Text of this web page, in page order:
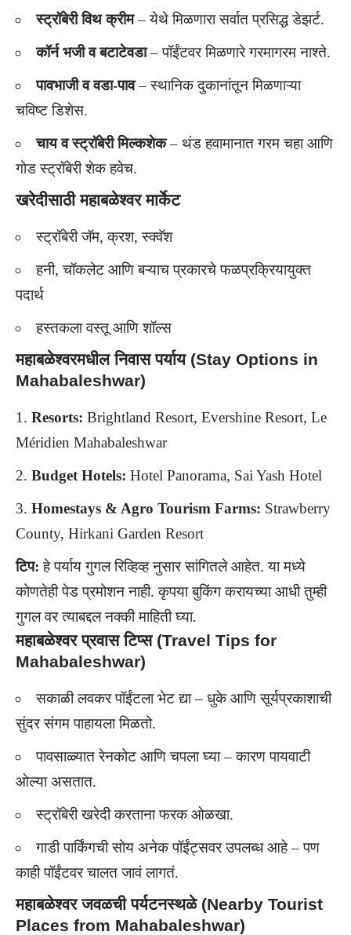
स्ट्रॉबेरी विथ क्रीम– येथे मिळणारा सर्वात प्रसिद्ध डेझर्ट.
कॉर्न भजी व बटाटेवडा– पॉईंटवर मिळणारे गरमागरम नाश्ते.
पावभाजी व वडा-पाव– स्थानिक दुकानांतून मिळणाऱ्या
चविष्ट डिशेस.
चाय व स्ट्रॉबेरी मिल्कशेक– थंड हवामानात गरम चहा आणि
गोड स्ट्रॉबेरी शेक हवेच.
खरेदीसाठी महाबळेश्वर मार्केट
स्ट्रॉबेरी जॅम, क्रश, स्क्वॅश
हनी, चॉकलेट आणि बऱ्याच प्रकारचे फळप्रक्रियायुक्त
पदार्थ
हस्तकला वस्तू आणि शॉल्स
महाबळेश्वरमधील निवास पर्याय (Stay Options in
Mahabaleshwar)
Resorts: Brightland Resort, Evershine Resort, Le
Méridien Mahabaleshwar
Budget Hotels: Hotel Panorama, Sai Yash Hotel
Homestays & Agro Tourism Farms: Strawberry
County, Hirkani Garden Resort
टिप: हे पर्याय गुगल रिव्हिव्ह नुसार सांगितले आहेत. या मध्ये
कोणतेही पेड प्रमोशन नाही. कृपया बुकिंग करायच्या आधी तुम्ही
गुगल वर त्याबद्दल नक्की माहिती घ्या.
महाबळेश्वर प्रवास टिप्स (Travel Tips for
Mahabaleshwar)
सकाळी लवकर पॉईंटला भेट द्या – धुके आणि सूर्यप्रकाशाची
सुंदर संगम पाहायला मिळतो.
पावसाळ्यात रेनकोट आणि चपला घ्या – कारण पायवाटी
ओल्या असतात.
स्ट्रॉबेरी खरेदी करताना फरक ओळखा.
गाडी पार्किंगची सोय अनेक पॉईंट्सवर उपलब्ध आहे – पण
काही पॉईंटवर चालत जावं लागतं.
महाबळेश्वर जवळची पर्यटनस्थळे (Nearby Tourist
Places from Mahabaleshwar)